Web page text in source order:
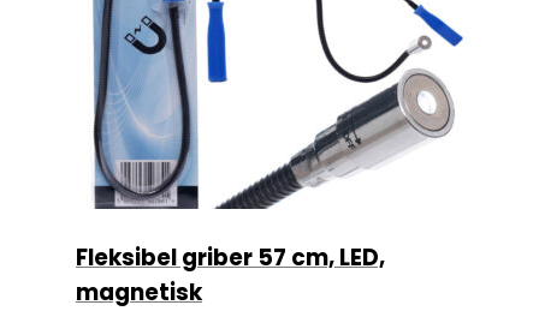
Fleksibel griber 57 cm, LED,
magnetisk